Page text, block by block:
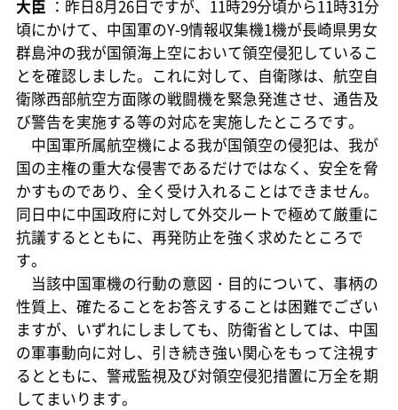
大臣 ：昨日8月26日ですが、11時29分頃から11時31分
頃にかけて、中国軍のY-9情報収集機1機が長崎県男女
群島沖の我が国領海上空において領空侵犯しているこ
とを確認しました。これに対して、自衛隊は、航空自
衛隊西部航空方面隊の戦闘機を緊急発進させ、通告及
び警告を実施する等の対応を実施したところです。
中国軍所属航空機による我が国領空の侵犯は、我が
国の主権の重大な侵害であるだけではなく、安全を脅
かすものであり、全く受け入れることはできません。
同日中に中国政府に対して外交ルートで極めて厳重に
抗議するとともに、再発防止を強く求めたところで
す。
当該中国軍機の行動の意図・目的について、事柄の
性質上、確たることをお答えすることは困難でござい
ますが、いずれにしましても、防衛省としては、中国
の軍事動向に対し、引き続き強い関心をもって注視す
るとともに、警戒監視及び対領空侵犯措置に万全を期
してまいります。